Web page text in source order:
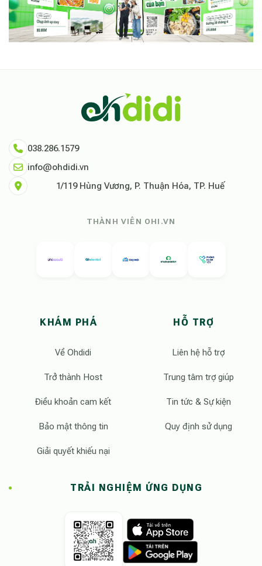
038.286.1579
info@ohdidi.vn
1/119 Hùng Vương, P. Thuận Hóa, TP. Huế
THÀNH VIÊN OHI.VN
KHÁM PHÁ
Về Ohdidi
Trở thành Host
Điều khoản cam kết
Bảo mật thông tin
Giải quyết khiếu nại
HỖ TRỢ
Liên hệ hỗ trợ
Trung tâm trợ giúp
Tin tức & Sự kiện
Quy định sử dụng
TRẢI NGHIỆM ỨNG DỤNG